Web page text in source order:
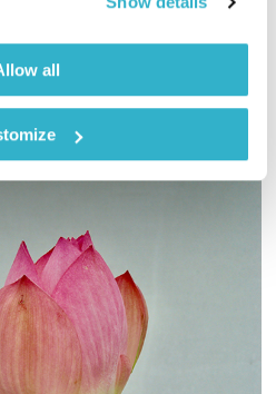
all
נובעת מקודמתה. לעיתים זהו מסע
אודיו